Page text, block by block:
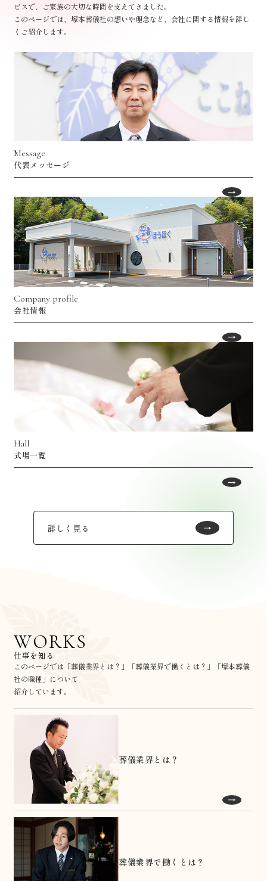
ビスで、ご家族の大切な時間を支えてきました。
このページでは、塚本葬儀社の想いや理念など、会社に関する情報を詳し
くご紹介します。
Message
代表メッセージ
Company profile
会社情報
Hall
式場一覧
詳しく見る
WORKS
仕事を知る
このページでは「葬儀業界とは？」「葬儀業界で働くとは？」「塚本葬儀
社の職種」について
紹介しています。
葬儀業界とは？
葬儀業界で働くとは？